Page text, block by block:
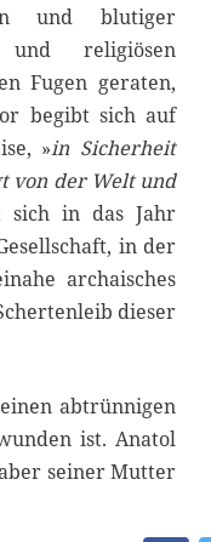
und blutiger
religiösen
Fugen geraten,
begibt sich auf
»in Sicherheit
von der Welt und
sich in das Jahr
in der
archaisches
dieser
abtrünnigen
ist. Anatol
seiner Mutter